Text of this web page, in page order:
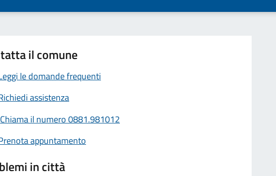
il comune
le domande frequenti
assistenza
Chiama il numero 0881.981012
appuntamento
in città